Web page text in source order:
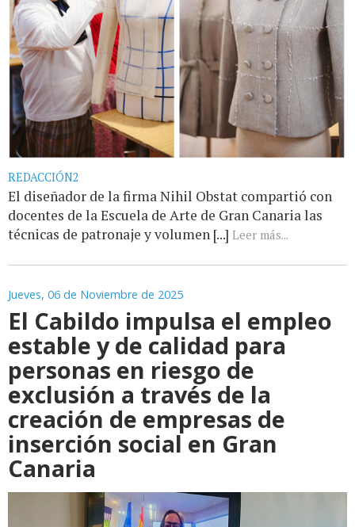
REDACCIÓN2
El diseñador de la firma Nihil Obstat compartió con
docentes de la Escuela de Arte de Gran Canaria las
técnicas de patronaje y volumen [...] Leer más...
Jueves, 06 de Noviembre de 2025
El Cabildo impulsa el empleo
estable y de calidad para
personas en riesgo de
exclusión a través de la
creación de empresas de
inserción social en Gran
Canaria